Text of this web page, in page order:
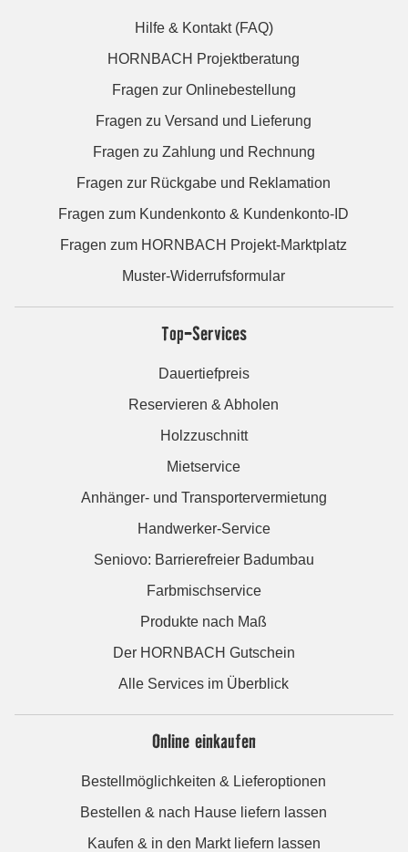
Hilfe & Kontakt (FAQ)
HORNBACH Projektberatung
Fragen zur Onlinebestellung
Fragen zu Versand und Lieferung
Fragen zu Zahlung und Rechnung
Fragen zur Rückgabe und Reklamation
Fragen zum Kundenkonto & Kundenkonto-ID
Fragen zum HORNBACH Projekt-Marktplatz
Muster-Widerrufsformular
Top-Services
Dauertiefpreis
Reservieren & Abholen
Holzzuschnitt
Mietservice
Anhänger- und Transportervermietung
Handwerker-Service
Seniovo: Barrierefreier Badumbau
Farbmischservice
Produkte nach Maß
Der HORNBACH Gutschein
Alle Services im Überblick
Online einkaufen
Bestellmöglichkeiten & Lieferoptionen
Bestellen & nach Hause liefern lassen
Kaufen & in den Markt liefern lassen